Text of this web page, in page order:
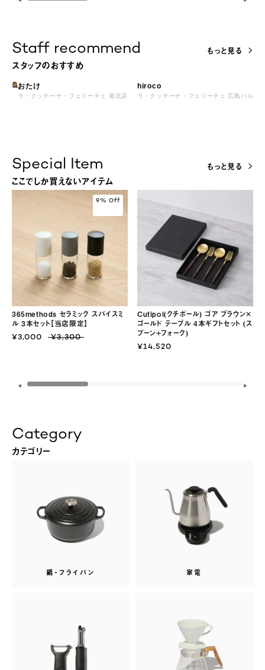
Staff recommend
スタッフのおすすめ
もっと見る
おたけ
ラ・クッチーナ・フェリーチェ 港北店
hiroco
ラ・クッチーナ・フェリーチェ 広島パルコ
Special Item
ここでしか買えないアイテム
もっと見る
9% Off
365methods セラミック スパイスミ
ル 3本セット【当店限定】
¥3,000 ¥3,300
9% Off
Cutipol(クチポール) ゴア ブラウン×
ゴールド テーブル 4本ギフトセット (ス
プーン+フォーク)
¥14,520
◀ ▶
Category
カテゴリー
鍋・フライパン 家電